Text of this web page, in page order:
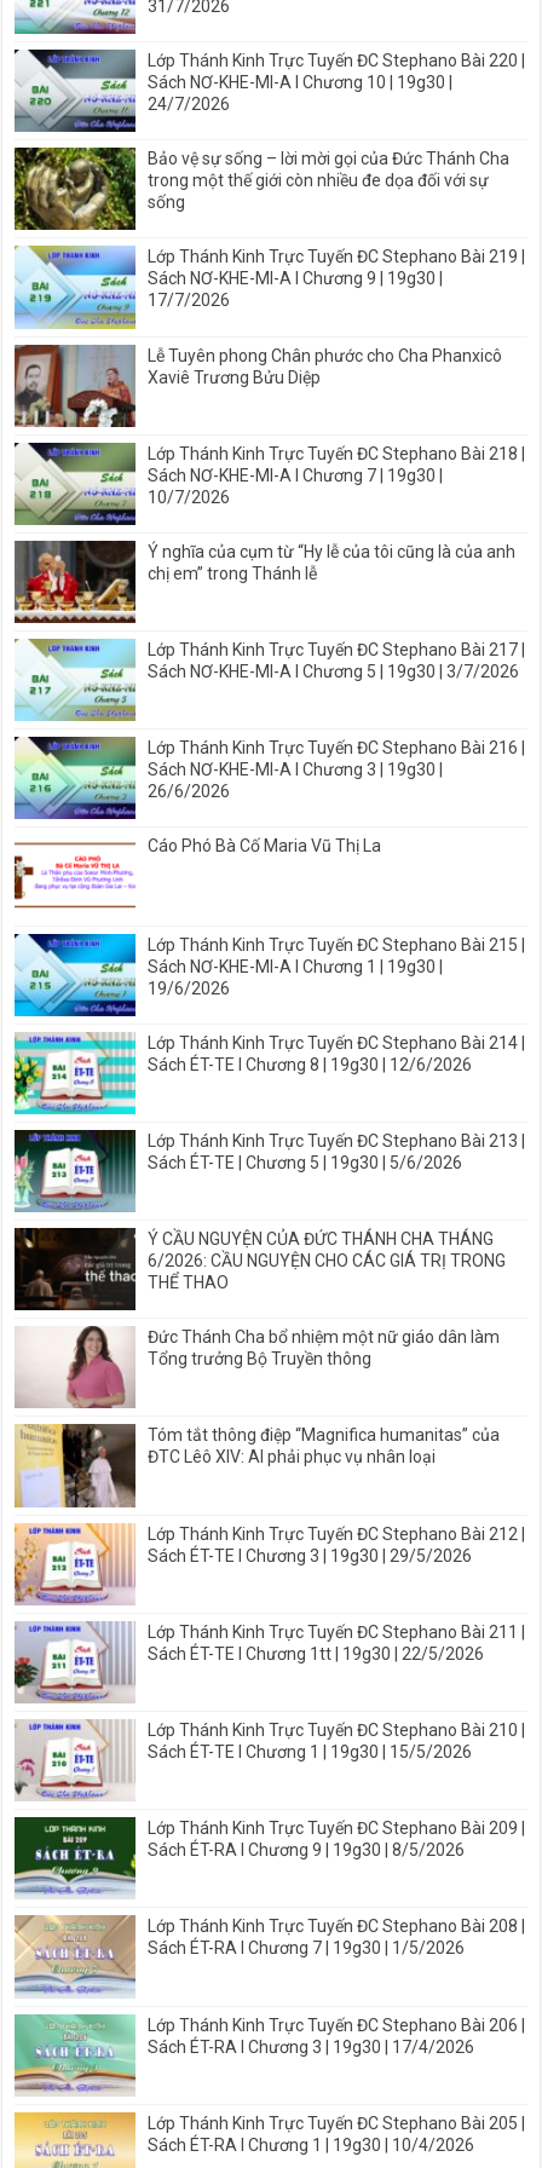
31/7/2026
Lớp Thánh Kinh Trực Tuyến ĐC Stephano Bài 220 |
Sách NƠ-KHE-MI-A I Chương 10 | 19g30 |
24/7/2026
Bảo vệ sự sống – lời mời gọi của Đức Thánh Cha
trong một thế giới còn nhiều đe dọa đối với sự
sống
Lớp Thánh Kinh Trực Tuyến ĐC Stephano Bài 219 |
Sách NƠ-KHE-MI-A I Chương 9 | 19g30 |
17/7/2026
Lễ Tuyên phong Chân phước cho Cha Phanxicô
Xaviê Trương Bửu Diệp
Lớp Thánh Kinh Trực Tuyến ĐC Stephano Bài 218 |
Sách NƠ-KHE-MI-A I Chương 7 | 19g30 |
10/7/2026
Ý nghĩa của cụm từ “Hy lễ của tôi cũng là của anh
chị em” trong Thánh lễ
Lớp Thánh Kinh Trực Tuyến ĐC Stephano Bài 217 |
Sách NƠ-KHE-MI-A I Chương 5 | 19g30 | 3/7/2026
Lớp Thánh Kinh Trực Tuyến ĐC Stephano Bài 216 |
Sách NƠ-KHE-MI-A I Chương 3 | 19g30 |
26/6/2026
Cáo Phó Bà Cố Maria Vũ Thị La
Lớp Thánh Kinh Trực Tuyến ĐC Stephano Bài 215 |
Sách NƠ-KHE-MI-A I Chương 1 | 19g30 |
19/6/2026
Lớp Thánh Kinh Trực Tuyến ĐC Stephano Bài 214 |
Sách ÉT-TE I Chương 8 | 19g30 | 12/6/2026
Lớp Thánh Kinh Trực Tuyến ĐC Stephano Bài 213 |
Sách ÉT-TE | Chương 5 | 19g30 | 5/6/2026
Ý CẦU NGUYỆN CỦA ĐỨC THÁNH CHA THÁNG
6/2026: CẦU NGUYỆN CHO CÁC GIÁ TRỊ TRONG
THỂ THAO
Đức Thánh Cha bổ nhiệm một nữ giáo dân làm
Tổng trưởng Bộ Truyền thông
Tóm tắt thông điệp “Magnifica humanitas” của
ĐTC Lêô XIV: AI phải phục vụ nhân loại
Lớp Thánh Kinh Trực Tuyến ĐC Stephano Bài 212 |
Sách ÉT-TE I Chương 3 | 19g30 | 29/5/2026
Lớp Thánh Kinh Trực Tuyến ĐC Stephano Bài 211 |
Sách ÉT-TE I Chương 1tt | 19g30 | 22/5/2026
Lớp Thánh Kinh Trực Tuyến ĐC Stephano Bài 210 |
Sách ÉT-TE I Chương 1 | 19g30 | 15/5/2026
Lớp Thánh Kinh Trực Tuyến ĐC Stephano Bài 209 |
Sách ÉT-RA I Chương 9 | 19g30 | 8/5/2026
Lớp Thánh Kinh Trực Tuyến ĐC Stephano Bài 208 |
Sách ÉT-RA I Chương 7 | 19g30 | 1/5/2026
Lớp Thánh Kinh Trực Tuyến ĐC Stephano Bài 206 |
Sách ÉT-RA I Chương 3 | 19g30 | 17/4/2026
Lớp Thánh Kinh Trực Tuyến ĐC Stephano Bài 205 |
Sách ÉT-RA I Chương 1 | 19g30 | 10/4/2026